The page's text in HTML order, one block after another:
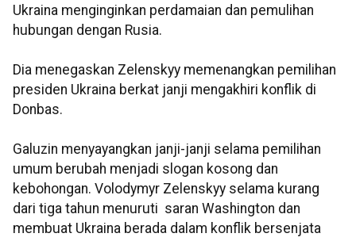
Ukraina menginginkan perdamaian dan pemulihan
hubungan dengan Rusia.
Dia menegaskan Zelenskyy memenangkan pemilihan
presiden Ukraina berkat janji mengakhiri konflik di
Donbas.
Galuzin menyayangkan janji-janji selama pemilihan
umum berubah menjadi slogan kosong dan
kebohongan. Volodymyr Zelenskyy selama kurang
dari tiga tahun menuruti saran Washington dan
membuat Ukraina berada dalam konflik bersenjata